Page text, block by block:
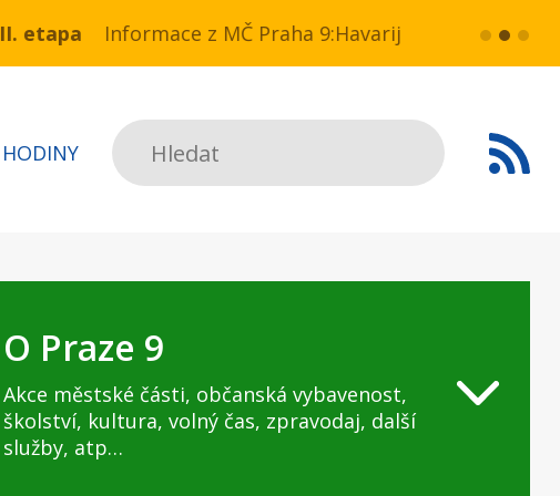
VN a NN v ul. Drahobejlova,
z MČ Praha 9:Havarijní stav ulice Kbelská (úsek
více...
Hledat
O Praze 9
Akce městské části, občanská vybavenost,
školství, kultura, volný čas, zpravodaj, další
služby, atp…